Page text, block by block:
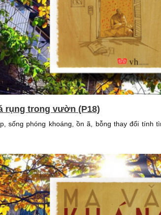
rụng trong vườn (P18)
sống phóng khoáng, ồn ã, bỗng thay đổi tính